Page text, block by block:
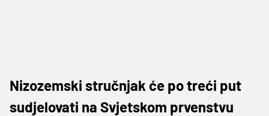
Nizozemski stručnjak će po treći put
sudjelovati na Svjetskom prvenstvu